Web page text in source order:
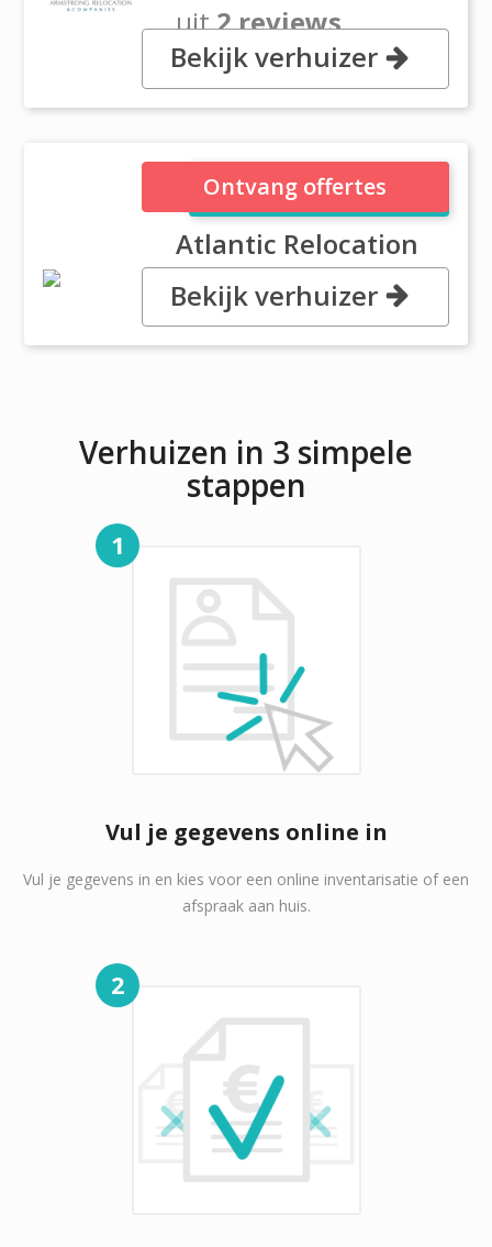
uit2 reviews
6950 Business Court, GA 30340
Atlanta
Bekijk verhuizer
Atlantic Relocation
Atlantic Relocation
, , 30360 Atlanta
Ontvang offertes
Bekijk verhuizer
Verhuizen in 3 simpele
stappen
1
Vul je gegevens online in
Vul je gegevens in en kies voor een online inventarisatie of een
afspraak aan huis.
2